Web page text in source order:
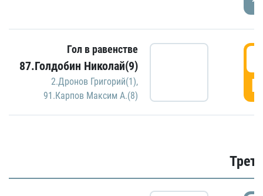
Гол в равенстве
87.Голдобин Николай(9)
2.Дронов Григорий(1),
91.Карпов Максим А.(8)